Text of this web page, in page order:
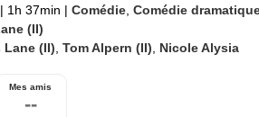
| 1h 37min | Comédie, Comédie
(II)
Lane (II), Tom Alpern (II), Nicole Alysia
Mes amis
--